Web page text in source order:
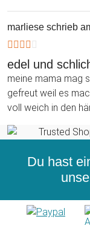
marliese schrieb
edel und
meine mama mag
gefreut weil es
voll weich in den
Du hast